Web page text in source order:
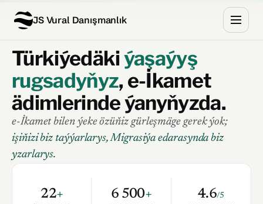
JS Vural Danışmanlık
Türkiýedäkiýaşaýyş
rugsadyňyz, e-İkamet
ädimlerinde ýanyňyzda.
e-İkamet bilen ýeke özüňiz gürleşmäge gerek ýok;
işiňizi biz taýýarlarys, Migrasiýa edarasynda biz
yzarlarys.
22+ 6 500+ 4.6/5